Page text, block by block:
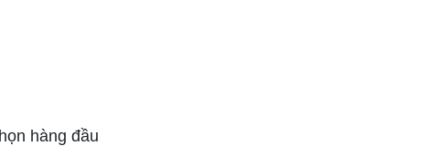
hàng đầu